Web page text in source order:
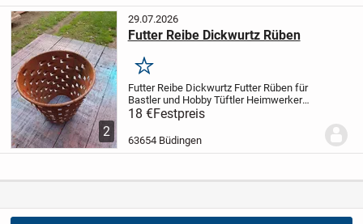
2
29.07.2026
Futter Reibe Dickwurtz Rüben
Merken
Futter Reibe Dickwurtz Futter Rüben für
Bastler und Hobby Tüftler Heimwerker
Schrauber Spezialisten inklusive Versand
für 18 Euro.
18 €Festpreis
63654 Büdingen